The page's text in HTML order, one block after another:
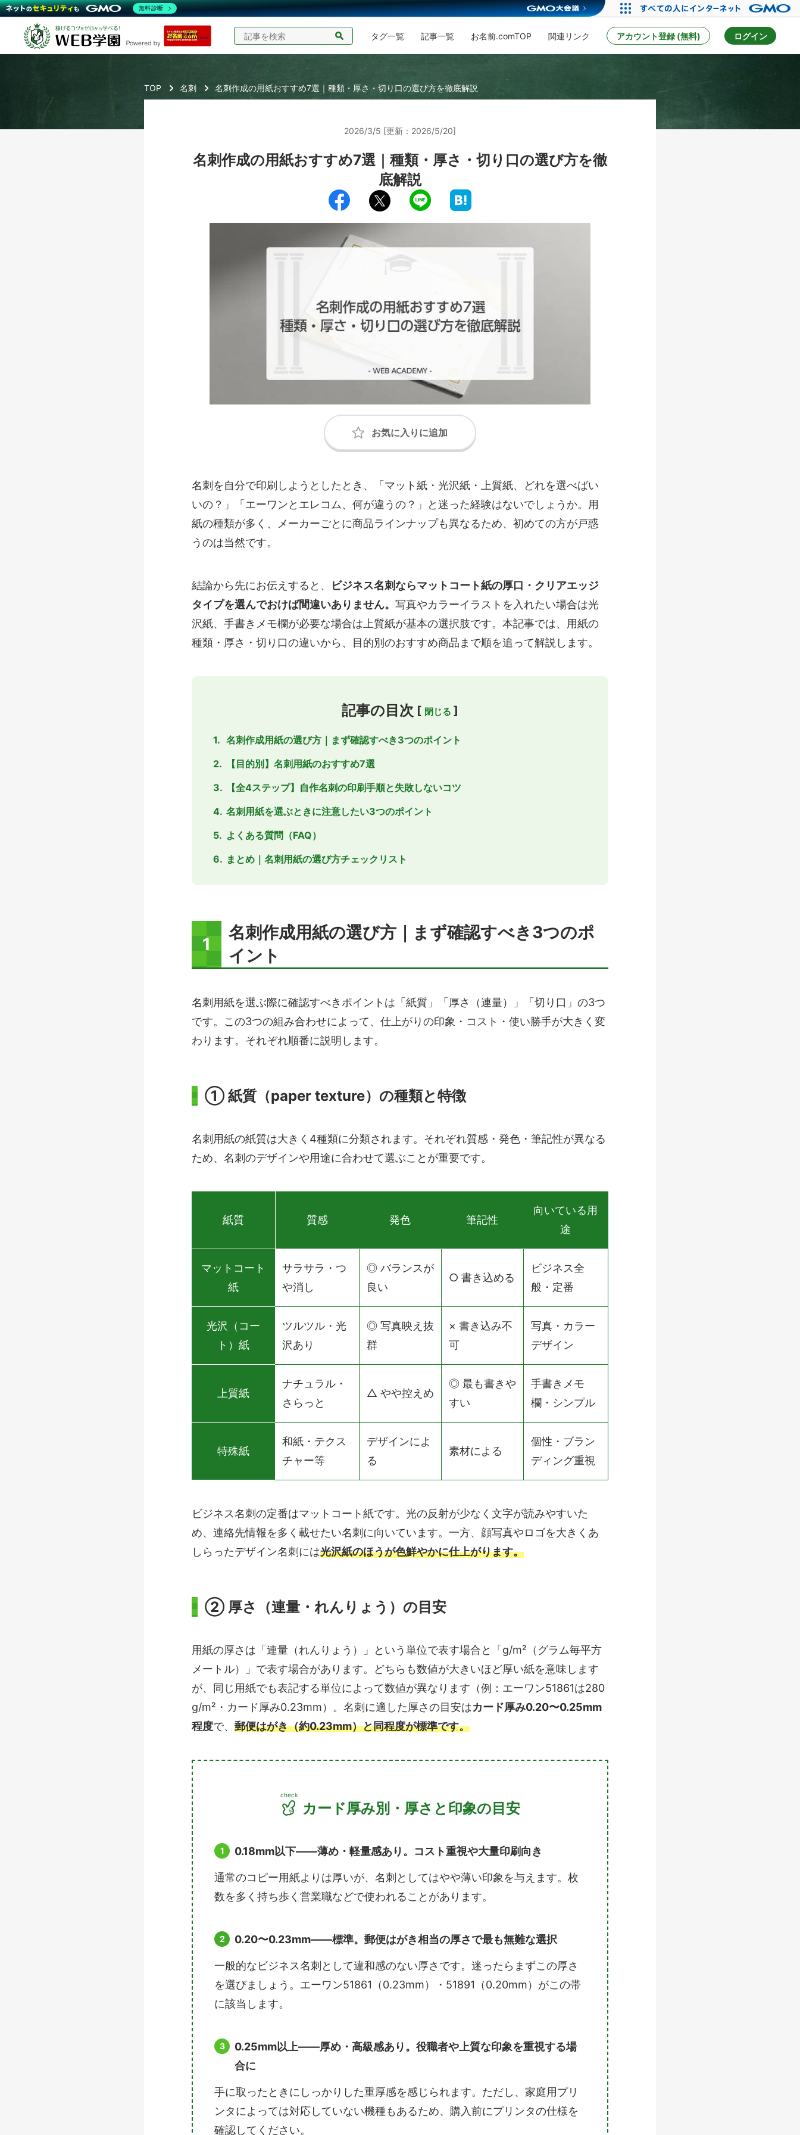
タグ一覧 記事一覧 お名前.comTOP 関連リンク アカウント登録 (無料) ログイン
TOP 名刺 名刺作成の用紙おすすめ7選｜種類・厚さ・切り口の選び方を徹底解説
2026/3/5 [更新：2026/5/20]
名刺作成の用紙おすすめ7選｜種類・厚さ・切り口の選び方を徹
底解説
名刺を自分で印刷しようとしたとき、「マット紙・光沢紙・上質紙、どれを選べばい
いの？」「エーワンとエレコム、何が違うの？」と迷った経験はないでしょうか。用
紙の種類が多く、メーカーごとに商品ラインナップも異なるため、初めての方が戸惑
うのは当然です。
結論から先にお伝えすると、
ビジネス名刺ならマットコート紙の厚口・クリアエッジ
タイプを選んでおけば間違いありません。 写真やカラーイラストを入れたい場合は光
沢紙、手書きメモ欄が必要な場合は上質紙が基本の選択肢です。本記事では、用紙の
種類・厚さ・切り口の違いから、目的別のおすすめ商品まで順を追って解説します。
記事の目次 [ ]
名刺作成用紙の選び方｜まず確認すべき3つのポイント
【目的別】名刺用紙のおすすめ7選
【全4ステップ】自作名刺の印刷手順と失敗しないコツ
名刺用紙を選ぶときに注意したい3つのポイント
よくある質問（FAQ）
まとめ｜名刺用紙の選び方チェックリスト
名刺作成用紙の選び方｜まず確認すべき3つのポ
イント
名刺用紙を選ぶ際に確認すべきポイントは「紙質」「厚さ（連量）」「切り口」の3つ
です。この3つの組み合わせによって、仕上がりの印象・コスト・使い勝手が大きく変
わります。それぞれ順番に説明します。
① 紙質（paper texture）の種類と特徴
名刺用紙の紙質は大きく4種類に分類されます。それぞれ質感・発色・筆記性が異なる
ため、名刺のデザインや用途に合わせて選ぶことが重要です。
紙質 質感 発色 筆記性
向いている用
途
マットコート
紙
サラサラ・つ
や消し
◎ バランスが
良い
○ 書き込める
ビジネス全
般・定番
光沢（コー
ト）紙
ツルツル・光
沢あり
◎ 写真映え抜
群
× 書き込み不
可
写真・カラー
デザイン
上質紙
ナチュラル・
さらっと
△ やや控えめ
◎ 最も書きや
すい
手書きメモ
欄・シンプル
特殊紙
和紙・テクス
チャー等
デザインによ
る
素材による
個性・ブラン
ディング重視
ビジネス名刺の定番はマットコート紙です。光の反射が少なく文字が読みやすいた
め、連絡先情報を多く載せたい名刺に向いています。一方、顔写真やロゴを大きくあ
しらったデザイン名刺には光沢紙のほうが色鮮やかに仕上がります。
② 厚さ（連量・れんりょう）の目安
用紙の厚さは「連量（れんりょう）」という単位で表す場合と「g/m²（グラム毎平方
メートル）」で表す場合があります。どちらも数値が大きいほど厚い紙を意味します
が、同じ用紙でも表記する単位によって数値が異なります（例：エーワン51861は280
g/m²・カード厚み0.23mm）。名刺に適した厚さの目安はカード厚み0.20〜0.25mm
程度で、 郵便はがき（約0.23mm）と同程度が標準です。
カード厚み別・厚さと印象の目安
0.18mm以下——薄め・軽量感あり。コスト重視や大量印刷向き
通常のコピー用紙よりは厚いが、名刺としてはやや薄い印象を与えます。枚
数を多く持ち歩く営業職などで使われることがあります。
0.20〜0.23mm——標準。郵便はがき相当の厚さで最も無難な選択
一般的なビジネス名刺として違和感のない厚さです。迷ったらまずこの厚さ
を選びましょう。エーワン51861（0.23mm）・51891（0.20mm）がこの帯
に該当します。
0.25mm以上——厚め・高級感あり。役職者や上質な印象を重視する場
合に
手に取ったときにしっかりした重厚感を感じられます。ただし、家庭用プリ
ンタによっては対応していない機種もあるため、購入前にプリンタの仕様を
確認してください。
無料診断